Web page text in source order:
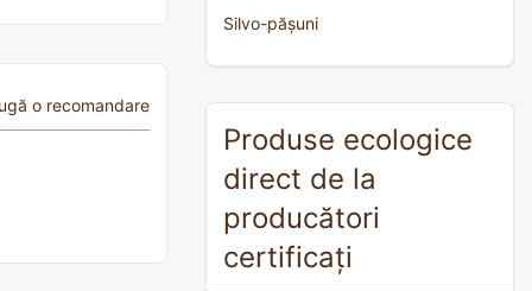
o recomandare
Silvo-pășuni
Produse ecologice
direct de la
producători
certificați